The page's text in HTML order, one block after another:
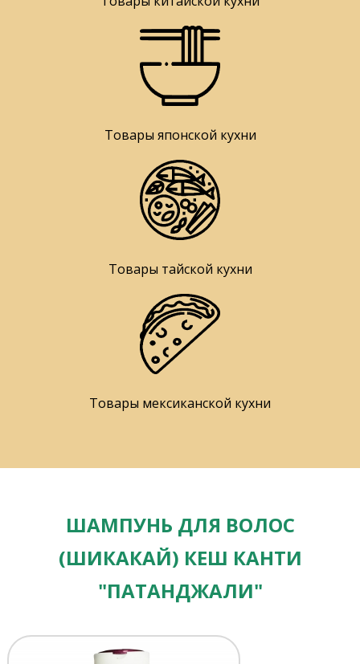
Товары японской кухни
Товары тайской кухни
Товары мексиканской кухни
ШАМПУНЬ ДЛЯ ВОЛОС
(ШИКАКАЙ) КЕШ КАНТИ
"ПАТАНДЖАЛИ"